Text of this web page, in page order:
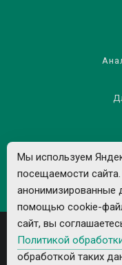
Правила
Политика
Мы используем
посещаемости
анонимизированные
помощью cookie-
сайт, вы
Политикой
обработкой таких